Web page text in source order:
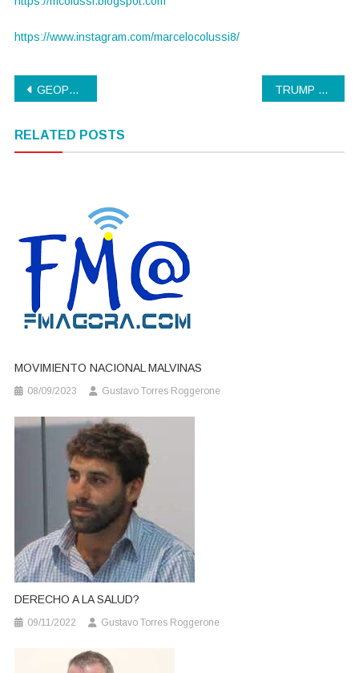
https://www.instagram.com/marcelocolussi8/
Navegación
entradas
GEOPOLÍTICA GLOBAL Y MUNDO NUEVO? TRUMP 2025
RELATED POSTS
MOVIMIENTO NACIONAL MALVINAS
08/09/2023 Gustavo Torres Roggerone
DERECHO A LA SALUD?
09/11/2022 Gustavo Torres Roggerone